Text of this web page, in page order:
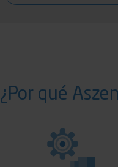
¿Por qué